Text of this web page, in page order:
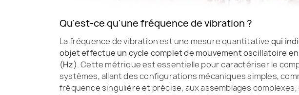
Qu'est-ce qu'une fréquence de vibration ?
La fréquence de vibration est une mesure quantitative qui
objet effectue un cycle complet de mouvement oscillatoire
(Hz).Cette métrique est essentielle pour caractériser le
systèmes, allant des configurations mécaniques simples,
fréquence singulière et précise, aux assemblages